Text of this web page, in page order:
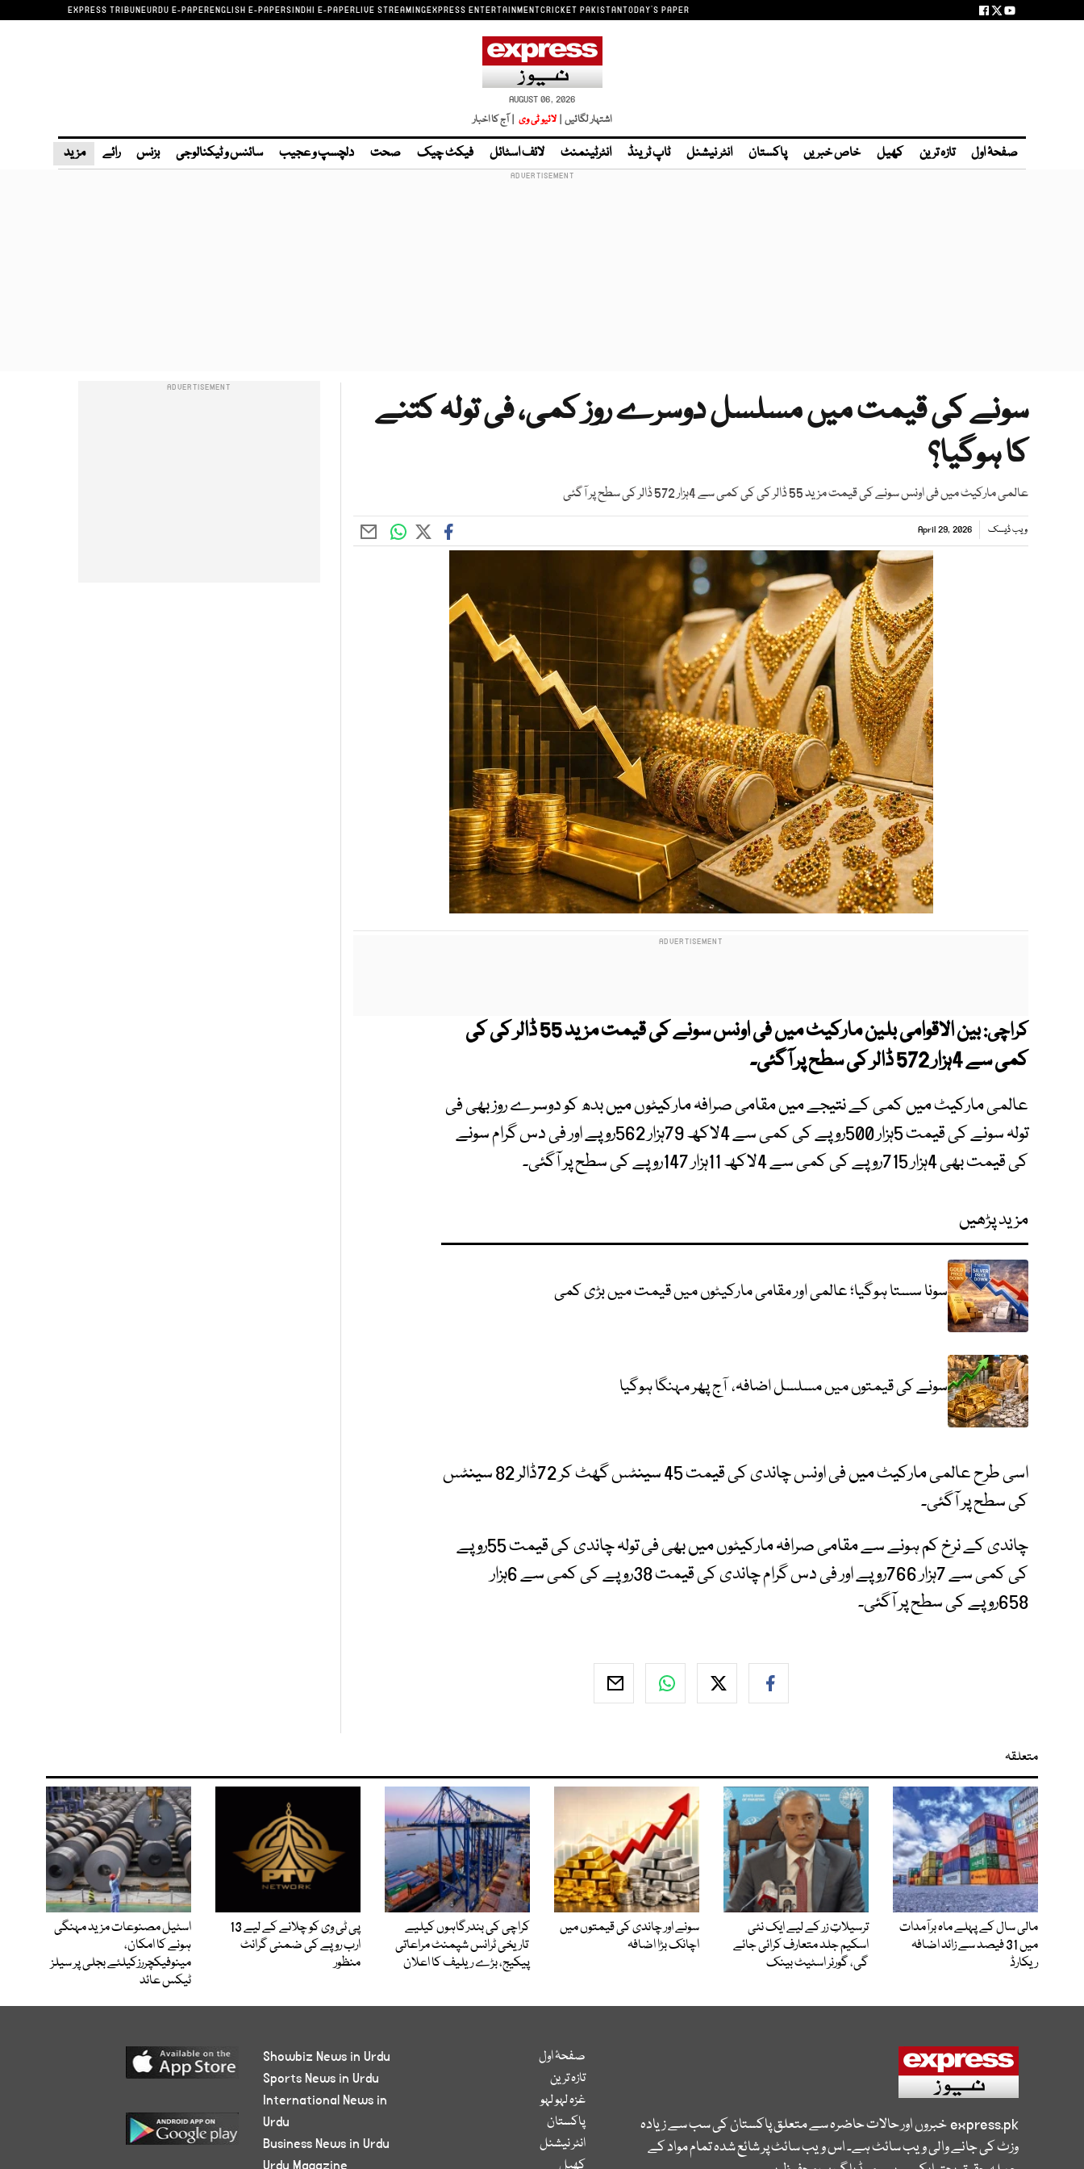
EXPRESS TRIBUNEURDU E-PAPERENGLISH E-PAPERSINDHI E-PAPERLIVE STREAMINGEXPRESS ENTERTAINMENTCRICKET PAKISTANTODAY'S PAPER
AUGUST 06, 2026
اشتہار لگائیں | لائیو ٹی وی | آج کا اخبار
صفحۂ اول تازہ ترین کھیل خاص خبریں پاکستان انٹر نیشنل ٹاپ ٹرینڈ انٹرٹینمنٹ لائف اسٹائل فیکٹ چیک صحت دلچسپ و عجیب سائنس و ٹیکنالوجی بزنس رائے مزید
سونے کی قیمت میں مسلسل دوسرے روز کمی، فی تولہ کتنے
کا ہوگیا؟
عالمی مارکیٹ میں فی اونس سونے کی قیمت مزید 55 ڈالر کی کی کمی سے 4ہزار 572 ڈالر کی سطح پر آگئی
ویب ڈیسک April 29, 2026
کراچی:
بین الاقوامی بلین مارکیٹ میں فی اونس سونے کی قیمت مزید 55 ڈالر کی کی
کمی سے 4ہزار 572 ڈالر کی سطح پر آگئی۔
عالمی مارکیٹ میں کمی کے نتیجے میں مقامی صرافہ مارکیٹوں میں بدھ کو دوسرے روز بھی فی
تولہ سونے کی قیمت 5ہزار 500روپے کی کمی سے 4لاکھ 79ہزار 562روپے اور فی دس گرام سونے
کی قیمت بھی 4ہزار 715روپے کی کمی سے 4لاکھ 11ہزار 147روپے کی سطح پر آگئی۔
مزید پڑھیں
سونا سستا ہوگیا؛ عالمی اور مقامی مارکیٹوں میں قیمت میں بڑی کمی
سونے کی قیمتوں میں مسلسل اضافہ، آج پھر مہنگا ہوگیا
اسی طرح عالمی مارکیٹ میں فی اونس چاندی کی قیمت 45 سینٹس گھٹ کر 72ڈالر 82 سینٹس
کی سطح پر آگئی۔
چاندی کے نرخ کم ہونے سے مقامی صرافہ مارکیٹوں میں بھی فی تولہ چاندی کی قیمت 55روپے
کی کمی سے 7ہزار 766روپے اور فی دس گرام چاندی کی قیمت 38روپے کی کمی سے 6ہزار
658روپے کی سطح پر آگئی۔
متعلقہ
مالی سال کے پہلے ماہ برآمدات
میں 31 فیصد سے زائد اضافہ
ریکارڈ
ترسیلاتِ زر کے لیے ایک نئی
اسکیم جلد متعارف کرائی جائے
گی، گورنر اسٹیٹ بینک
سونے اور چاندی کی قیمتوں میں
اچانک بڑا اضافہ
کراچی کی بندرگاہوں کیلیے
تاریخی ٹرانس شپمنٹ مراعاتی
پیکیج، بڑے ریلیف کا اعلان
پی ٹی وی کو چلانے کے لیے 13
ارب روپے کی ضمنی گرانٹ
منظور
اسٹیل مصنوعات مزید مہنگی
ہونے کا امکان،
مینوفیکچررزکیلئے بجلی پر سیلز
ٹیکس عائد
express.pkخبروں اور حالات حاضرہ سے متعلق پاکستان کی سب سے زیادہ
وزٹ کی جانے والی ویب سائٹ ہے۔ اس ویب سائٹ پر شائع شدہ تمام مواد کے
صفحۂ اول
تازہ ترین
غزہ لہو لہو
پاکستان
انٹر نیشنل
Showbiz News in Urdu
Sports News in Urdu
International News in
Urdu
Business News in Urdu